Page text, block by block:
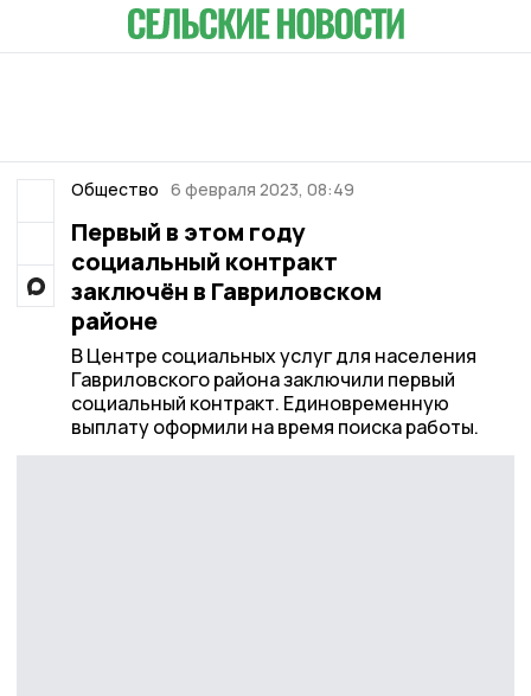
Общество 6 февраля 2023, 08:49
Первый в этом году
социальный контракт
заключён в Гавриловском
районе
В Центре социальных услуг для населения
Гавриловского района заключили первый
социальный контракт. Единовременную
выплату оформили на время поиска работы.